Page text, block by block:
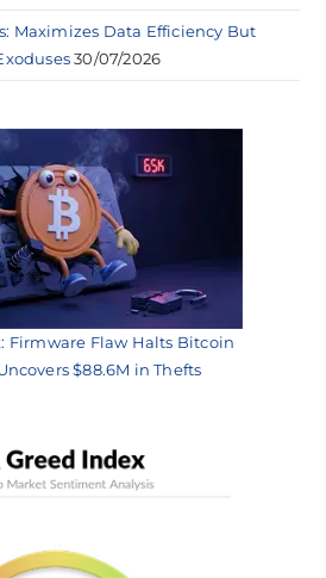
Maximizes Data Efficiency But
30/07/2026
Firmware Flaw Halts Bitcoin
$88.6M in Thefts